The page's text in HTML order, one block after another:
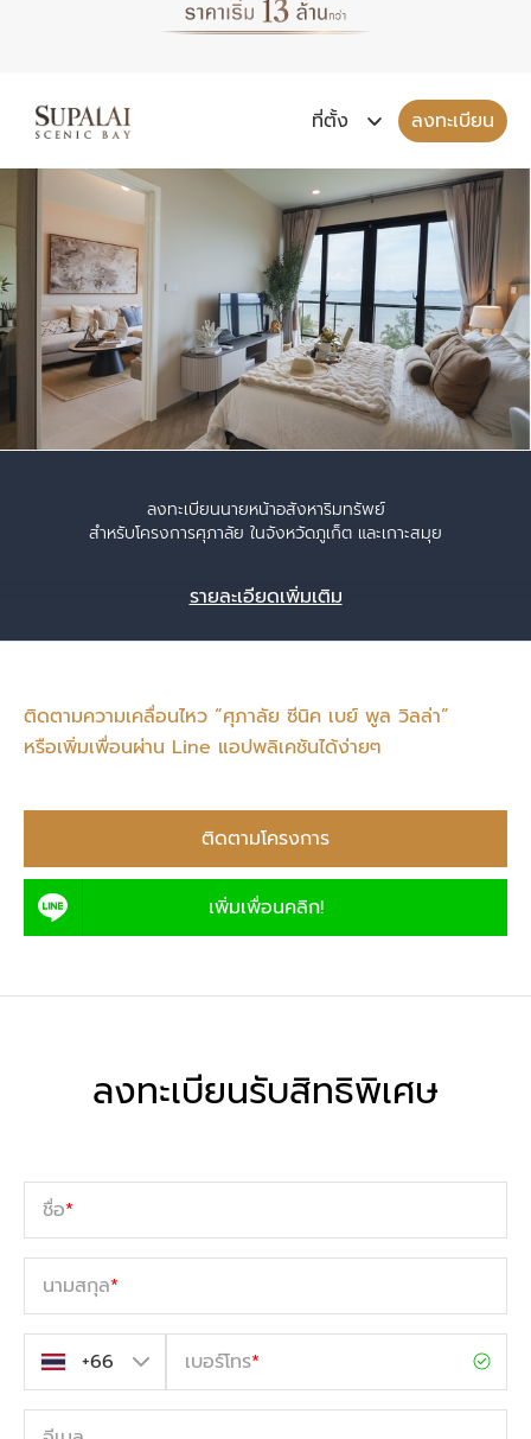
ลงทะเบียน
ลงทะเบียนนายหน้าอสังหาริมทรัพย์
สำหรับโครงการศุภาลัย ในจังหวัดภูเก็ต และเกาะสมุย
รายละเอียดเพิ่มเติม
ติดตามความเคลื่อนไหว “ศุภาลัย ซีนิค เบย์ พูล วิลล่า”
หรือเพิ่มเพื่อนผ่าน Line แอปพลิเคชันได้ง่ายๆ
ติดตามโครงการ
เพิ่มเพื่อนคลิก!
ลงทะเบียนรับสิทธิพิเศษ
ชื่อ*
นามสกุล*
เบอร์โทร*